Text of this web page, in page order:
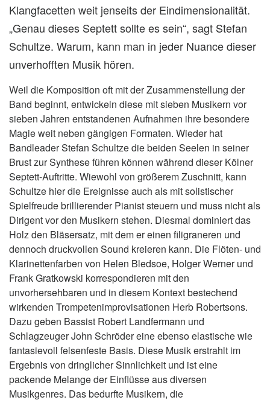
Klangfacetten weit jenseits der Eindimensionalität.
„Genau dieses Septett sollte es sein“, sagt Stefan
Schultze. Warum, kann man in jeder Nuance dieser
unverhofften Musik hören.
Weil die Komposition oft mit der Zusammenstellung der
Band beginnt, entwickeln diese mit sieben Musikern vor
sieben Jahren entstandenen Aufnahmen ihre besondere
Magie weit neben gängigen Formaten. Wieder hat
Bandleader Stefan Schultze die beiden Seelen in seiner
Brust zur Synthese führen können während dieser Kölner
Septett-Auftritte. Wiewohl von größerem Zuschnitt, kann
Schultze hier die Ereignisse auch als mit solistischer
Spielfreude brillierender Pianist steuern und muss nicht als
Dirigent vor den Musikern stehen. Diesmal dominiert das
Holz den Bläsersatz, mit dem er einen filigraneren und
dennoch druckvollen Sound kreieren kann. Die Flöten- und
Klarinettenfarben von Helen Bledsoe, Holger Werner und
Frank Gratkowski korrespondieren mit den
unvorhersehbaren und in diesem Kontext bestechend
wirkenden Trompetenimprovisationen Herb Robertsons.
Dazu geben Bassist Robert Landfermann und
Schlagzeuger John Schröder eine ebenso elastische wie
fantasievoll felsenfeste Basis. Diese Musik erstrahlt im
Ergebnis von dringlicher Sinnlichkeit und ist eine
packende Melange der Einflüsse aus diversen
Musikgenres. Das bedurfte Musikern, die